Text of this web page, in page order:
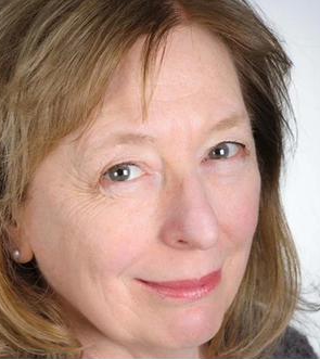
ZoneCulture 2019-2020
2019 ZoneCulture 2020-2021
2023 ZoneCulture 2023-2024
ZoneCulture 2026-2027